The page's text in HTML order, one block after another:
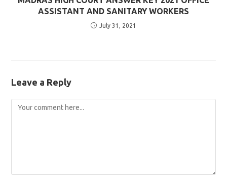
ASSISTANT AND SANITARY WORKERS
July 31, 2021
Leave a Reply
Comment